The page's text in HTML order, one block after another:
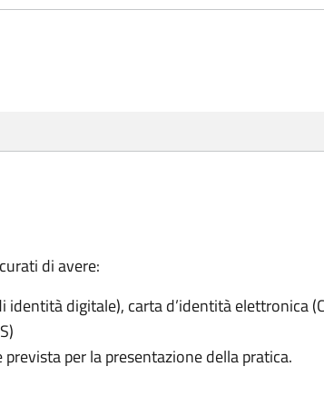
di avere:
identità digitale), carta d’identità elettronica
per la presentazione della pratica.